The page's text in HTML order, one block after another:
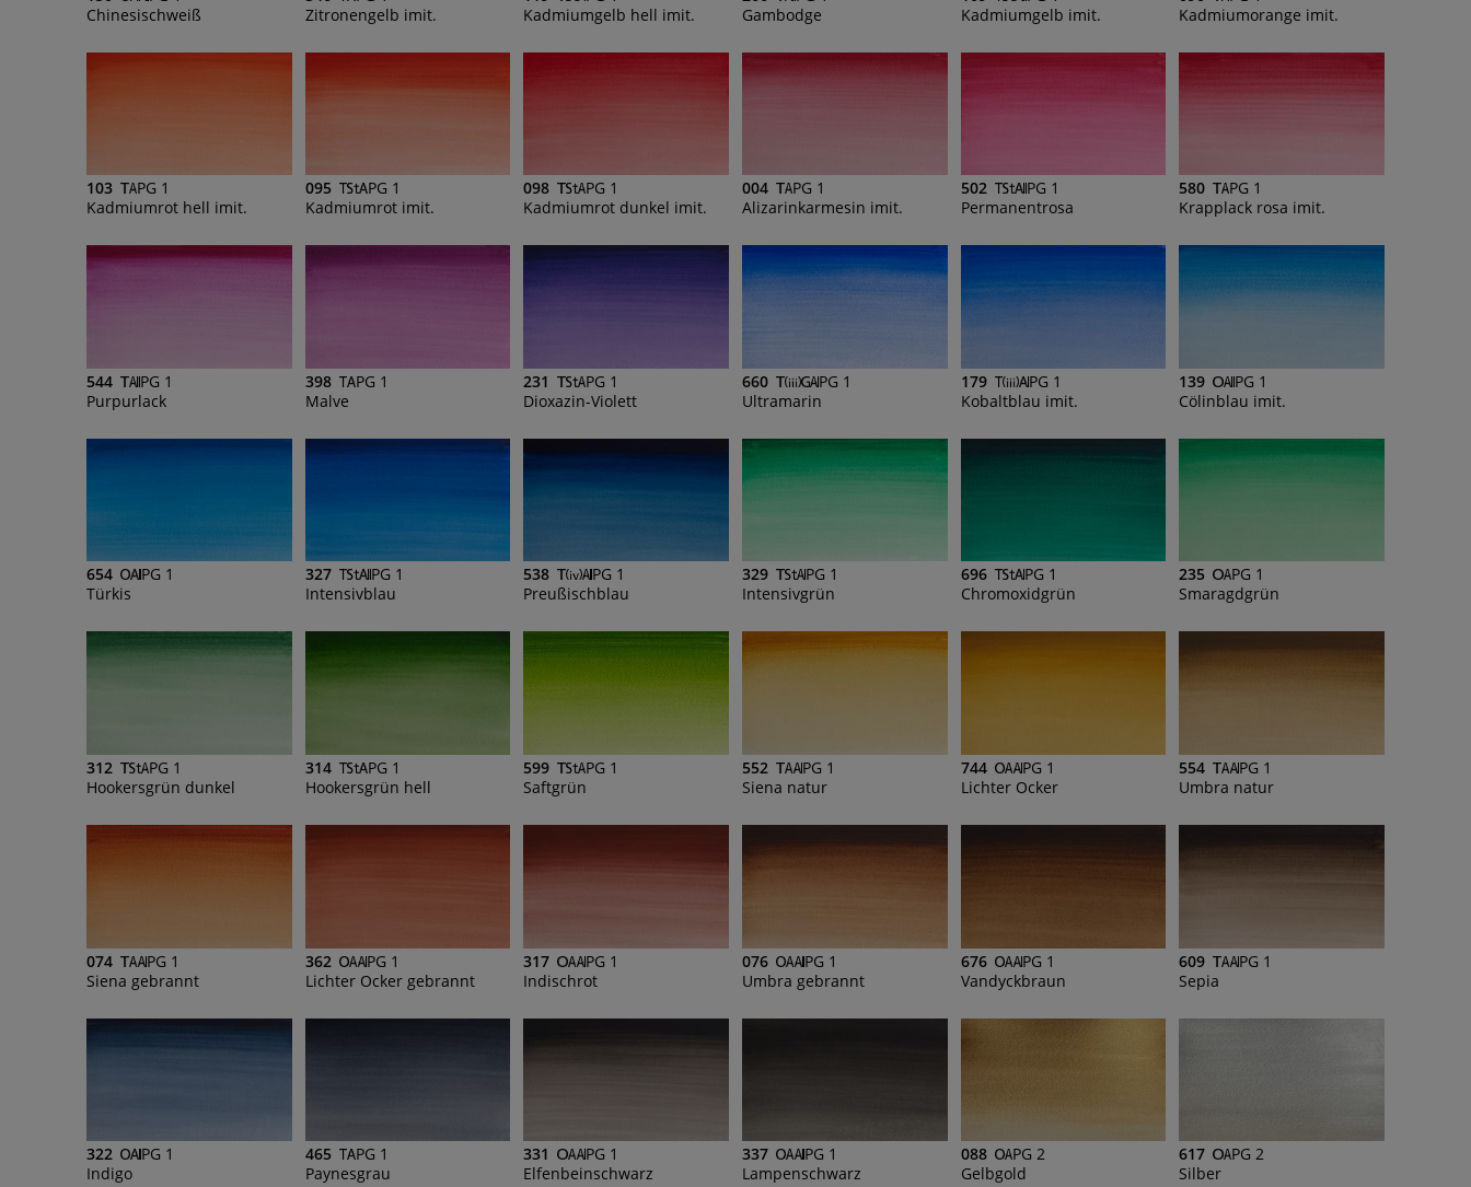
Chinesischweiß
Zitronengelb imit.
Kadmiumgelb hell imit.
Gambodge
Kadmiumgelb imit.
Kadmiumorange imit.
103
PG 1
Kadmiumrot hell imit.
095
PG 1
Kadmiumrot imit.
098
PG 1
Kadmiumrot dunkel imit.
004
PG 1
Alizarinkarmesin imit.
502
PG 1
Permanentrosa
580
PG 1
Krapplack rosa imit.
544
PG 1
Purpurlack
398
PG 1
Malve
231
PG 1
Dioxazin-Violett
660
PG 1
Ultramarin
179
PG 1
Kobaltblau imit.
139
PG 1
Cölinblau imit.
654
PG 1
Türkis
327
PG 1
Intensivblau
538
PG 1
Preußischblau
329
PG 1
Intensivgrün
696
PG 1
Chromoxidgrün
235
PG 1
Smaragdgrün
312
PG 1
Hookersgrün dunkel
314
PG 1
Hookersgrün hell
599
PG 1
Saftgrün
552
PG 1
Siena natur
744
PG 1
Lichter Ocker
554
PG 1
Umbra natur
074
PG 1
Siena gebrannt
362
PG 1
Lichter Ocker gebrannt
317
PG 1
Indischrot
076
PG 1
Umbra gebrannt
676
PG 1
Vandyckbraun
609
PG 1
Sepia
322
PG 1
Indigo
465
PG 1
Paynesgrau
331
PG 1
Elfenbeinschwarz
337
PG 1
Lampenschwarz
088
PG 2
Gelbgold
617
PG 2
Silber